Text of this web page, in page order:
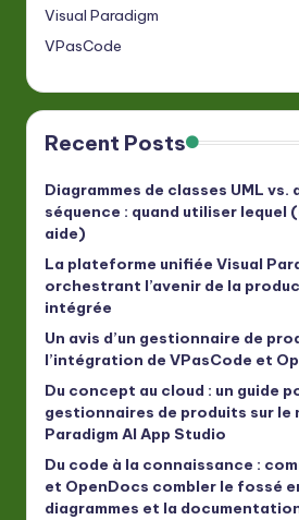
Visual Paradigm
VPasCode
Recent Posts
Diagrammes de classes UML vs.
séquence : quand utiliser lequel
aide)
La plateforme unifiée Visual
orchestrant l’avenir de la
intégrée
Un avis d’un gestionnaire de
l’intégration de VPasCode et
Du concept au cloud : un guide
gestionnaires de produits sur le
Paradigm AI App Studio
Du code à la connaissance :
et OpenDocs combler le fossé
diagrammes et la